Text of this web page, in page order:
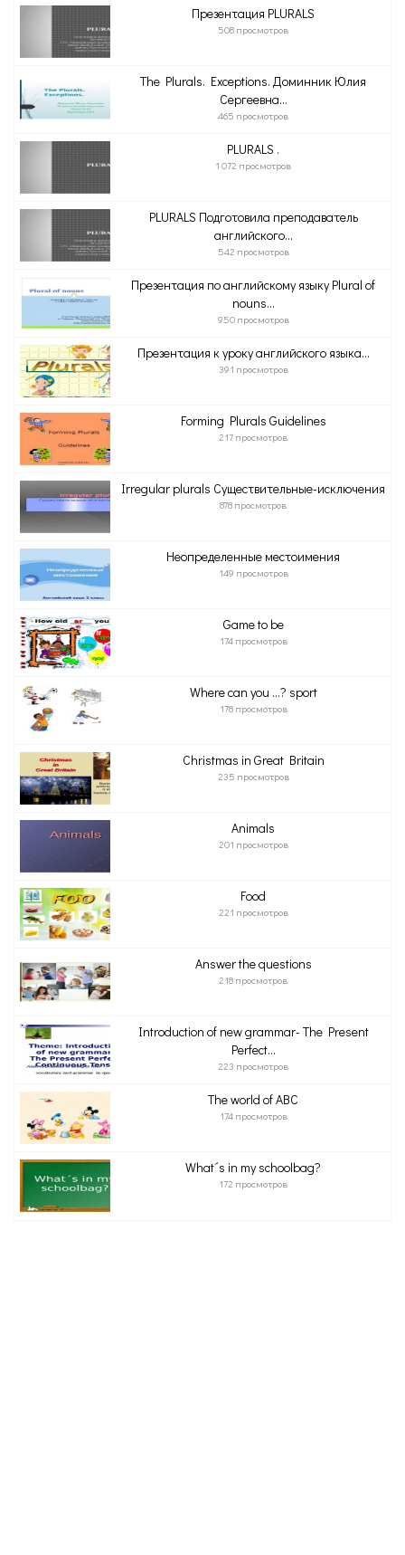
Презентация PLURALS
508 просмотров
The Plurals. Exceptions. Доминник Юлия
Сергеевна...
465 просмотров
PLURALS .
1 072 просмотров
PLURALS Подготовила преподаватель
английского...
542 просмотров
Презентация по английскому языку Plural of
nouns...
950 просмотров
Презентация к уроку английского языка...
391 просмотров
Forming Plurals Guidelines
217 просмотров
Irregular plurals Существительные-исключения
878 просмотров
Неопределенные местоимения
149 просмотров
Game to be
174 просмотров
Where can you …? sport
178 просмотров
Christmas in Great Britain
235 просмотров
Animals
201 просмотров
Food
221 просмотров
Answer the questions
218 просмотров
Introduction of new grammar- The Present
Perfect...
223 просмотров
The world of ABC
174 просмотров
What´s in my schoolbag?
172 просмотров